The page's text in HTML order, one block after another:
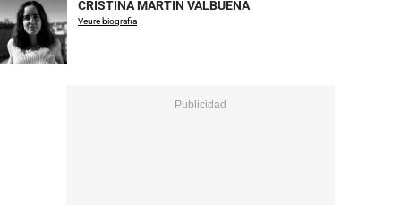
CRISTINA MARTÍN VALBUENA
Veure biografia